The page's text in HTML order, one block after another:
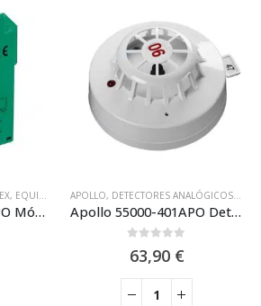
, EQUIPO DIRECCIONABLE XP95 APOLLO ,PROTOCOLO
Apollo 55000-182APO Módulo de salida Apollo para sirenas convencionales DIN XP95
APOLLO, DETECTORES ANALÓGICOS,
Apollo 55000-401APO Detector Termovelocimétrico XP95 90º
63,90 €